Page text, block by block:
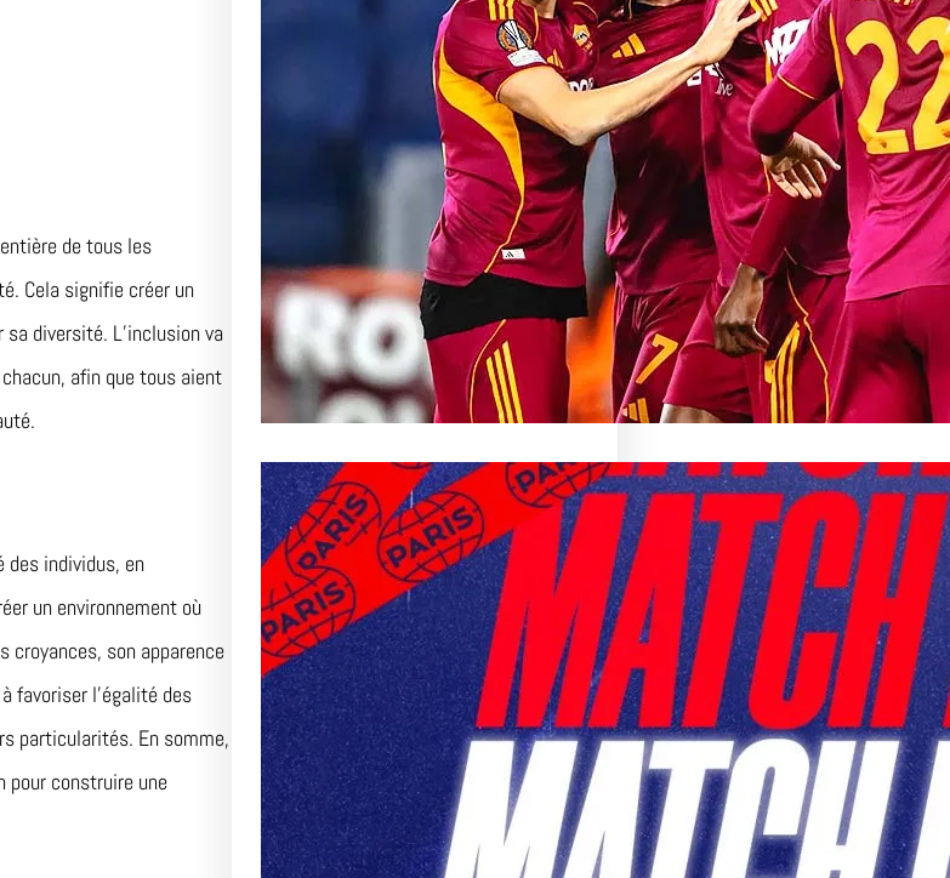
de tous les
Cela signifie créer un
diversité. L’inclusion va
afin que tous aient
individus, en
un environnement où
son apparence
favoriser l’égalité des
particularités. En somme,
pour construire une
l’AS Roma: Une Expérience
Inoubliable
Article sur le Match AS Roma Le
Passionnant Monde du…